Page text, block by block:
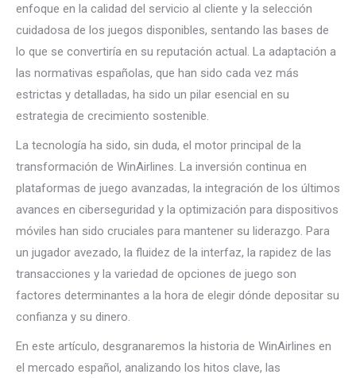
enfoque en la calidad del servicio al cliente y la selección
cuidadosa de los juegos disponibles, sentando las bases de
lo que se convertiría en su reputación actual. La adaptación a
las normativas españolas, que han sido cada vez más
estrictas y detalladas, ha sido un pilar esencial en su
estrategia de crecimiento sostenible.
La tecnología ha sido, sin duda, el motor principal de la
transformación de WinAirlines. La inversión continua en
plataformas de juego avanzadas, la integración de los últimos
avances en ciberseguridad y la optimización para dispositivos
móviles han sido cruciales para mantener su liderazgo. Para
un jugador avezado, la fluidez de la interfaz, la rapidez de las
transacciones y la variedad de opciones de juego son
factores determinantes a la hora de elegir dónde depositar su
confianza y su dinero.
En este artículo, desgranaremos la historia de WinAirlines en
el mercado español, analizando los hitos clave, las